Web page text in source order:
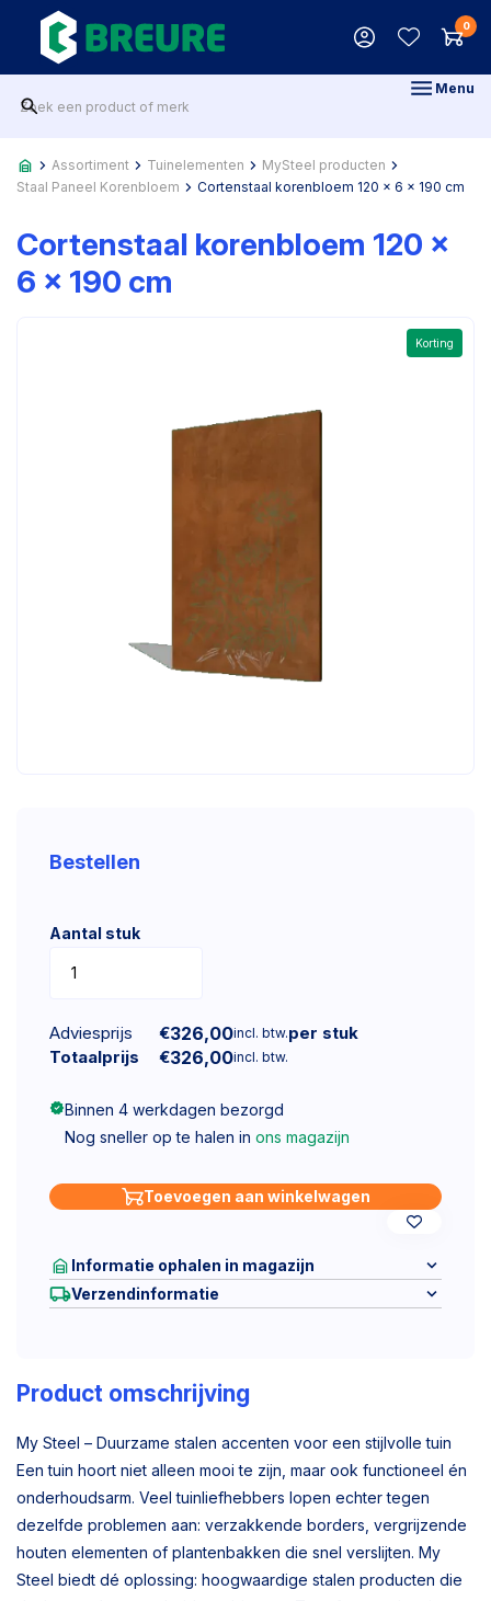
0
Menu
Assortiment Tuinelementen
MySteel producten
Staal Paneel Korenbloem
Cortenstaal korenbloem 120 x 6 x 190 cm
Cortenstaal korenbloem 120 x
6 x 190 cm
Korting
Bestellen
Aantal stuk
Adviesprijs €326,00incl. btw.per stuk
Totaalprijs
€326,00incl. btw.
Binnen 4 werkdagen bezorgd
Nog sneller op te halen in ons magazijn
Toevoegen aan winkelwagen
Informatie ophalen in magazijn
Verzendinformatie
Product omschrijving
My Steel – Duurzame stalen accenten voor een stijlvolle tuin
Een tuin hoort niet alleen mooi te zijn, maar ook functioneel én
onderhoudsarm. Veel tuinliefhebbers lopen echter tegen
dezelfde problemen aan: verzakkende borders, vergrijzende
houten elementen of plantenbakken die snel verslijten. My
Steel biedt dé oplossing: hoogwaardige stalen producten die